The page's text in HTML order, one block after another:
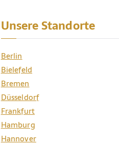
Unsere Standorte
Berlin
Bielefeld
Bremen
Düsseldorf
Frankfurt
Hamburg
Hannover